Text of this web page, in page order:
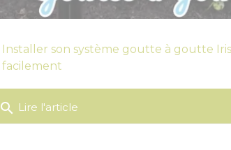
Installer son système goutte à goutte
facilement
search Lire l'article